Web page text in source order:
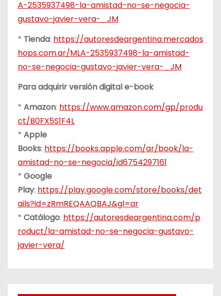
A-2535937498-la-amistad-no-se-negocia-
gustavo-javier-vera-_JM
* Tienda: https://autoresdeargentina.mercados
hops.com.ar/MLA-2535937498-la-amistad-
no-se-negocia-gustavo-javier-vera-_JM
Para adquirir versión digital e-book
* Amazon: https://www.amazon.com/gp/produ
ct/B0FX5S1F4L
* Apple
Books: https://books.apple.com/ar/book/la-
amistad-no-se-negocia/id6754297161
* Google
Play: https://play.google.com/store/books/det
ails?id=zRmREQAAQBAJ&gl=ar
* Catálogo: https://autoresdeargentina.com/p
roduct/la-amistad-no-se-negocia-gustavo-
javier-vera/